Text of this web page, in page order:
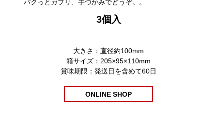
パクっとガブリ、手づかみでどうぞ。。
3個入
大きさ：直径約100mm
箱サイズ：205×95×110mm
賞味期限：発送日を含めて60日
ONLINE SHOP